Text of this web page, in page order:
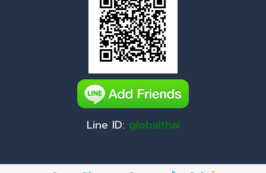
Line ID: globalthai